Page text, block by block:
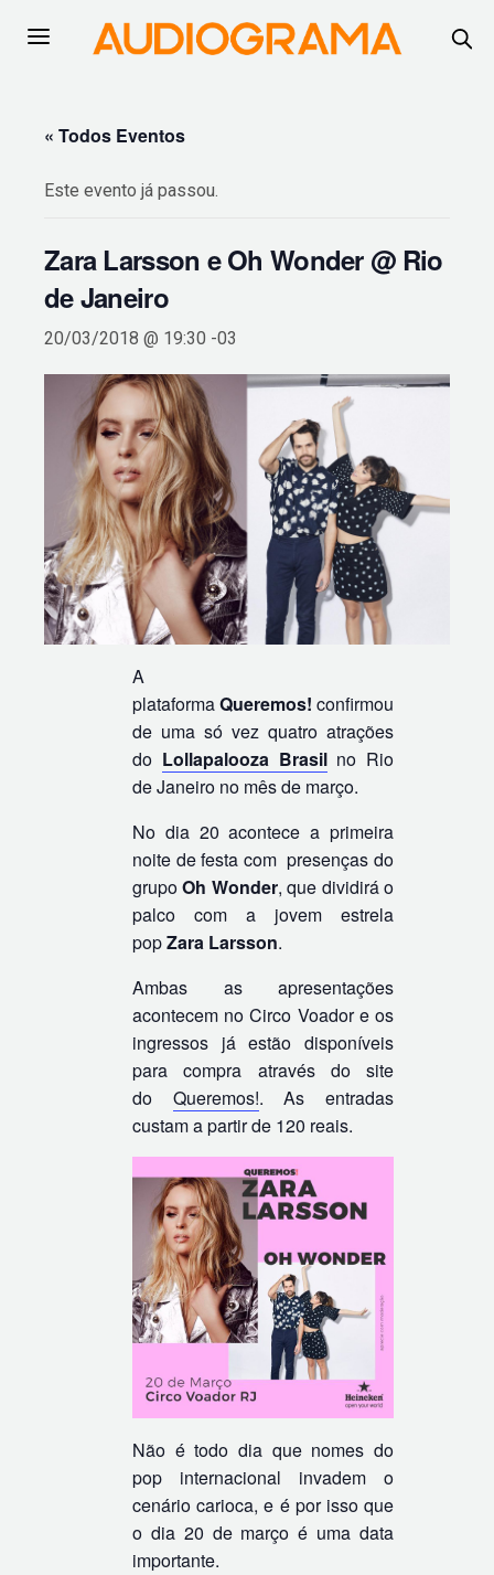
« Todos Eventos
Este evento já passou.
Zara Larsson e Oh Wonder @ Rio
de Janeiro
20/03/2018 @ 19:30 -03
A
plataformaQueremos! confirmou
de uma só vez quatro atrações
do Lollapalooza Brasilno Rio
de Janeiro no mês de março.
No dia 20 acontece a primeira
noite de festa com presenças do
grupoOh Wonder, que dividirá o
palco com a jovem estrela
popZara Larsson.
Ambas as apresentações
acontecem no Circo Voador e os
ingressos já estão disponíveis
para compra através do site
do Queremos!. As entradas
custam a partir de 120 reais.
Não é todo dia que nomes do
pop internacional invadem o
cenário carioca, e é por isso que
o dia 20 de março é uma data
importante.